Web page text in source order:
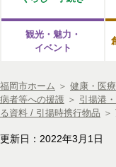
観光・魅力・
イベント
福岡市ホーム ＞ 健康・医
病者等への援護 ＞ 引揚港
る資料 / 引揚時携行物品 ＞
更新日：2022年3月1日